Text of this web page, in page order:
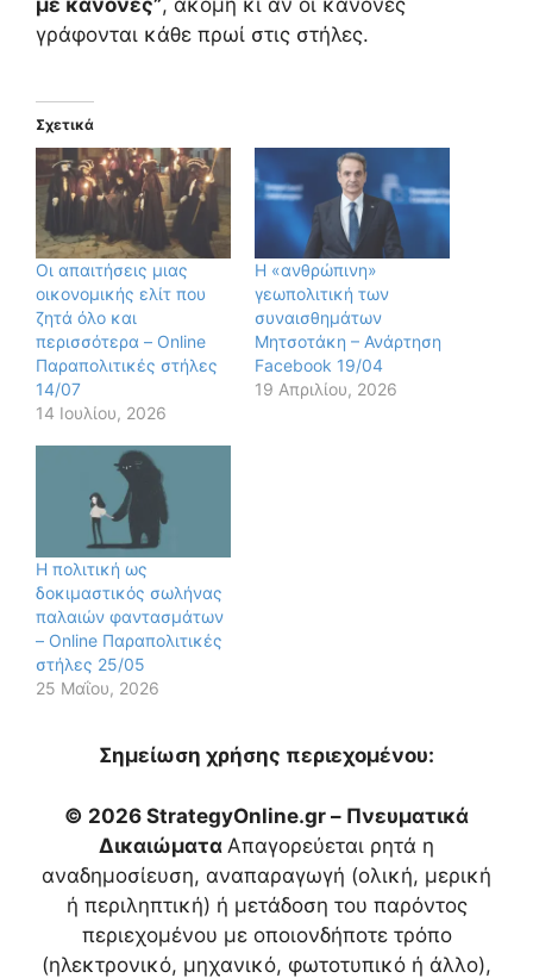
με κανόνες”, ακόμη κι αν οι κανόνες
γράφονται κάθε πρωί στις στήλες.
Σχετικά
Οι απαιτήσεις μιας
οικονομικής ελίτ που
ζητά όλο και
περισσότερα – Online
Παραπολιτικές στήλες
14/07
14 Ιουλίου, 2026
Η «ανθρώπινη»
γεωπολιτική των
συναισθημάτων
Μητσοτάκη – Ανάρτηση
Facebook 19/04
19 Απριλίου, 2026
Η πολιτική ως
δοκιμαστικός σωλήνας
παλαιών φαντασμάτων
– Online Παραπολιτικές
στήλες 25/05
25 Μαΐου, 2026
Σημείωση χρήσης περιεχομένου:
© 2026 StrategyOnline.gr – Πνευματικά
Δικαιώματα Απαγορεύεται ρητά η
αναδημοσίευση, αναπαραγωγή (ολική, μερική
ή περιληπτική) ή μετάδοση του παρόντος
περιεχομένου με οποιονδήποτε τρόπο
(ηλεκτρονικό, μηχανικό, φωτοτυπικό ή άλλο),